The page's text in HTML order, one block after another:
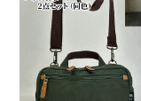
ELLE HOMME（エ
ークエンドを中心
ュアルを表現します
フレンチトラッド